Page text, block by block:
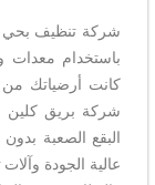
شركة تنظيف بحي
باستخدام معدات
كانت أرضياتك من
شركة بريق كلين
البقع الصعبة
عالية الجودة